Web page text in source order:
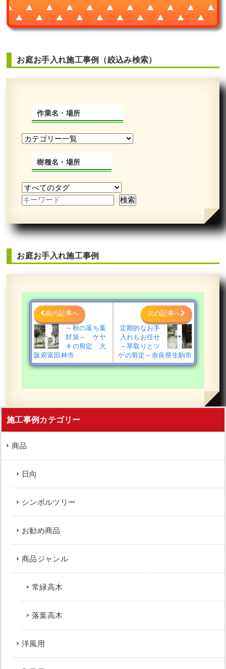
お庭お手入れ施工事例（絞込み検索）
作業名・場所
樹種名・場所
お庭お手入れ施工事例
前の記事へ
～秋の落ち葉
対策～ ケヤ
キの剪定 大
阪府富田林市
次の記事へ
定期的なお手
入れもお任せ
～草取りとツ
ゲの剪定～奈良県生駒市
施工事例カテゴリー
商品
日向
シンボルツリー
お勧め商品
商品ジャンル
常緑高木
落葉高木
洋風用